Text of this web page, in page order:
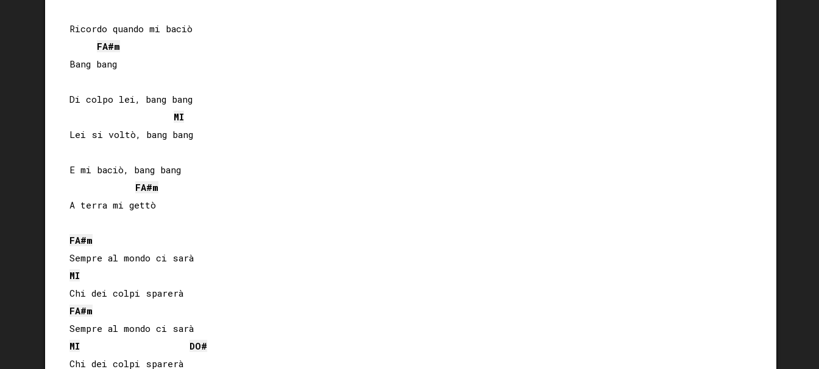
Ricordo quando mi baciò
FA#m
Bang bang
Di colpo lei, bang bang
MI
Lei si voltò, bang bang
E mi baciò, bang bang
FA#m
A terra mi gettò
FA#m
MI
FA#m
MI
DO#
Chi dei colpi sparerà